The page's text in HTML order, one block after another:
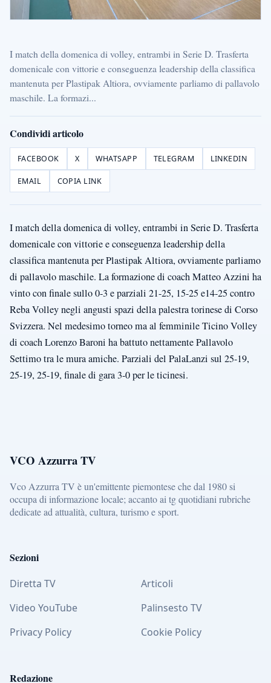
I match della domenica di volley, entrambi in Serie D. Trasferta
domenicale con vittorie e conseguenza leadership della classifica
mantenuta per Plastipak Altiora, ovviamente parliamo di pallavolo
maschile. La formazi...
Condividi articolo
FACEBOOK X WHATSAPP TELEGRAM LINKEDIN
EMAIL COPIA LINK
I match della domenica di volley, entrambi in Serie D. Trasferta
domenicale con vittorie e conseguenza leadership della
classifica mantenuta per Plastipak Altiora, ovviamente parliamo
di pallavolo maschile. La formazione di coach Matteo Azzini ha
vinto con finale sullo 0-3 e parziali 21-25, 15-25 e14-25 contro
Reba Volley negli angusti spazi della palestra torinese di Corso
Svizzera. Nel medesimo torneo ma al femminile Ticino Volley
di coach Lorenzo Baroni ha battuto nettamente Pallavolo
Settimo tra le mura amiche. Parziali del PalaLanzi sul 25-19,
25-19, 25-19, finale di gara 3-0 per le ticinesi.
VCO Azzurra TV
Vco Azzurra TV è un'emittente piemontese che dal 1980 si
occupa di informazione locale; accanto ai tg quotidiani rubriche
dedicate ad attualità, cultura, turismo e sport.
Sezioni
Diretta TV
Articoli
Video YouTube
Palinsesto TV
Privacy Policy
Cookie Policy
Redazione